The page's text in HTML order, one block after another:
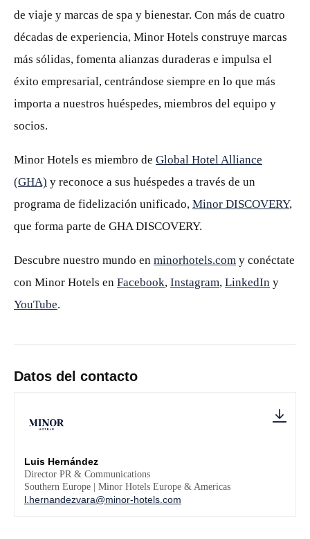
de viaje y marcas de spa y bienestar. Con más de cuatro
décadas de experiencia, Minor Hotels construye marcas
más sólidas, fomenta alianzas duraderas e impulsa el
éxito empresarial, centrándose siempre en lo que más
importa a nuestros huéspedes, miembros del equipo y
socios.
Minor Hotels es miembro de Global Hotel Alliance
(GHA) y reconoce a sus huéspedes a través de un
programa de fidelización unificado, Minor DISCOVERY,
que forma parte de GHA DISCOVERY.
Descubre nuestro mundo en minorhotels.com y conéctate
con Minor Hotels en Facebook, Instagram, LinkedIn y
YouTube.
Datos del contacto
Luis Hernández
Director PR & Communications
Southern Europe | Minor Hotels Europe & Americas
l.hernandezvara@minor-hotels.com